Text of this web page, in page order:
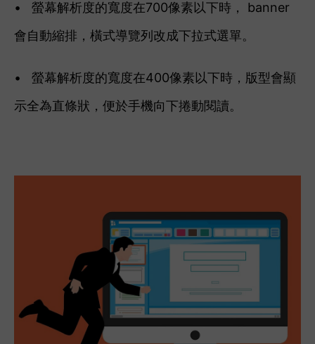
• 螢幕解析度的寬度在700像素以下時， banner
會自動縮排，橫式導覽列改成下拉式選單。
• 螢幕解析度的寬度在400像素以下時，版型會顯
示全為直條狀，便於手機向下捲動閱讀。